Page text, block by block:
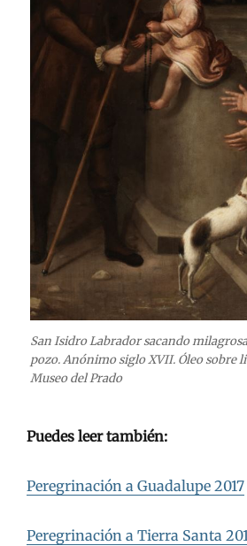
San Isidro Labrador sacando
pozo. Anónimo siglo XVII. Óleo sobre
Museo del Prado
Puedes leer también:
Peregrinación a Guadalupe 2017
Peregrinación a Tierra Santa